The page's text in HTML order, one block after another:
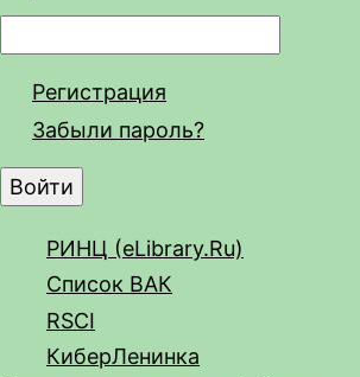
Регистрация
Забыли пароль?
РИНЦ (eLibrary.Ru)
Список ВАК
RSCI
КиберЛенинка